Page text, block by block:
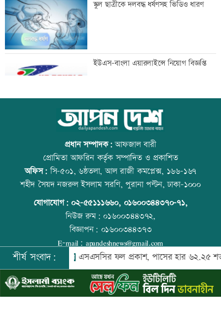
প্রধানমন্ত্রীর সঙ্গে বৈঠকে ভারতীয়
হাইকমিশনার
মৃত্যুদণ্ড থেকে খালাস চেয়ে মাওলানা
আযাদের আপিল
এসএসসিতে ৬৬৯ শিক্ষাপ্রতিষ্ঠানে শতভাগ
পাস
অশ্রুসিক্ত চোখে বাবাকে শেষ বিদায় মেসির
সর্বনিম্ন পাসের হার মাদ্রাসা বোর্ডে
স্কুল ছাত্রীকে দলবদ্ধ ধর্ষণসহ ভিডিও ধারণ
ইউএস-বাংলা এয়ারলাইন্সে নিয়োগ বিজ্ঞপ্তি
আজ স্বর্ণ-রুপা যে দামে বিক্রি হচ্ছে
রাজধানীতে ট্রেনের ধাক্কায় শিক্ষার্থীসহ নিহত
আজ দেশে স্বর্ণের দাম বাড়ল নাকি কমলো
কাঁচা মরিচের দাম কমলেও ডিমের দাম
প্রধান সম্পাদক:আফজাল বারী
প্রোমিতা আফরিন কর্তৃক সম্পাদিত ও প্রকাশিত
অফিস:সি-৫০১, ৬ষ্ঠতলা, আল রাজী কমপ্লেক্স, ১৬৬-১৬৭
শহীদ সৈয়দ নজরুল ইসলাম সরণি, পুরানা পল্টন, ঢাকা-১০০০
যোগাযোগ: ০২-৫৫১১১৬৬০, ০১৬০০৩৪৪৩৭০-৭১,
নিউজ রুম:০১৬০০৩৪৪৩৭২,
বিজ্ঞাপন: ০১৬০০৩৪৪৩৭৩
E-mail: apandeshnews@gmail.com
©২০২৬ |আপন দেশ ডটকমকর্তৃক সর্বসত্ব ® সংরক্ষিত | উন্নয়নে
ইমিথমেকারস.কম
শীর্ষ সংবাদ:
নিহত এসএসসির ফল প্রকাশ, পাসের হার ৬২.২৫ শতাংশ